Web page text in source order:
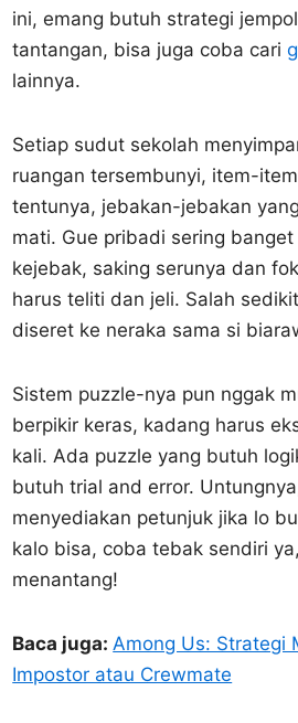
ini, emang butuh strategi
tantangan, bisa juga coba cari
lainnya.
Setiap sudut sekolah
ruangan tersembunyi, item-
tentunya, jebakan-jebakan
mati. Gue pribadi sering
kejebak, saking serunya dan
harus teliti dan jeli. Salah
diseret ke neraka sama si
Sistem puzzle-nya pun nggak
berpikir keras, kadang harus
kali. Ada puzzle yang butuh
butuh trial and error.
menyediakan petunjuk jika lo
kalo bisa, coba tebak sendiri
menantang!
Baca juga:Among Us: Strategi
Impostor atau Crewmate